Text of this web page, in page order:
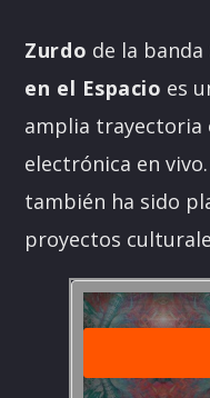
Zurdo de la banda
en el Espacio es
amplia trayectoria
electrónica en
también ha sido
proyectos